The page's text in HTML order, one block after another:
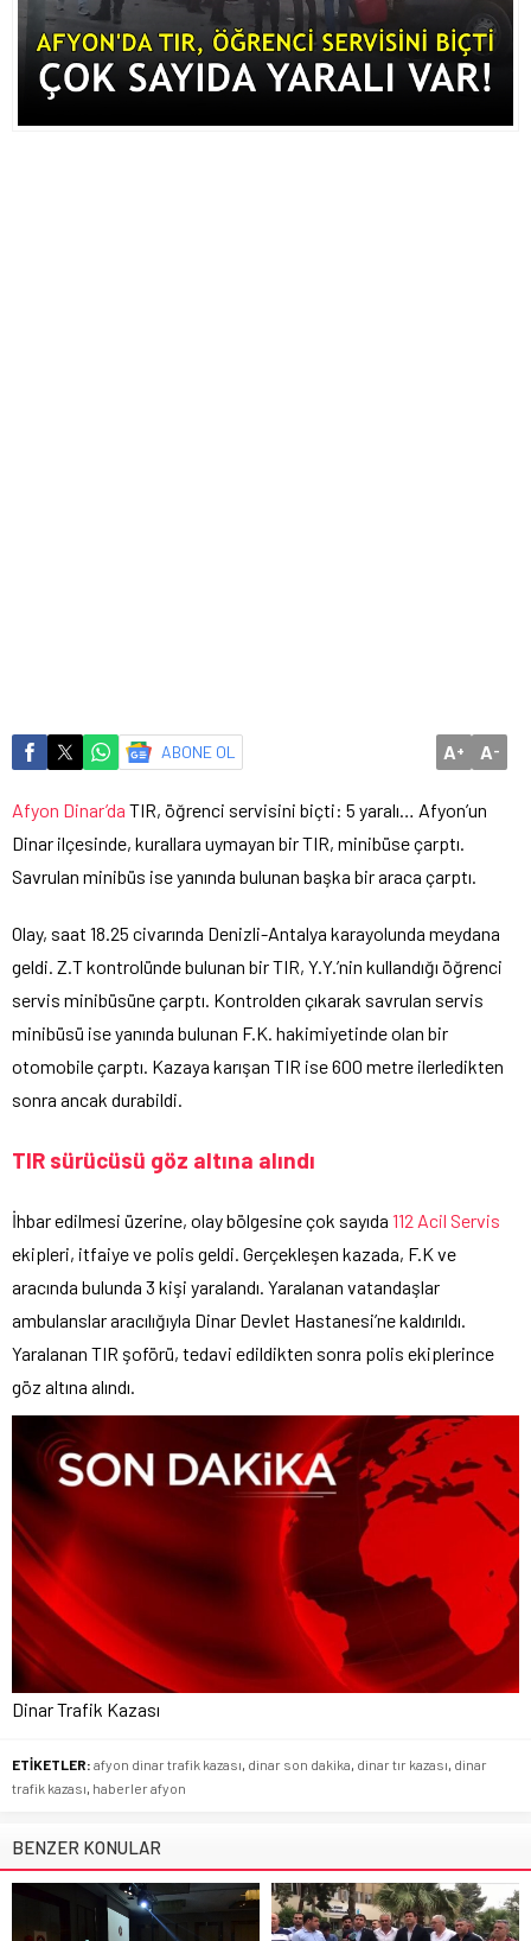
Ampul Duy Çeşitleri ve Kullanım Alanları
ABONE OL A+ A-
Afyon Dinar’da TIR, öğrenci servisini biçti: 5 yaralı… Afyon’un
Dinar ilçesinde, kurallara uymayan bir TIR, minibüse çarptı.
Savrulan minibüs ise yanında bulunan başka bir araca çarptı.
Olay, saat 18.25 civarında Denizli-Antalya karayolunda meydana
geldi. Z.T kontrolünde bulunan bir TIR, Y.Y.’nin kullandığı öğrenci
servis minibüsüne çarptı. Kontrolden çıkarak savrulan servis
minibüsü ise yanında bulunan F.K. hakimiyetinde olan bir
otomobile çarptı. Kazaya karışan TIR ise 600 metre ilerledikten
sonra ancak durabildi.
TIR sürücüsü göz altına alındı
İhbar edilmesi üzerine, olay bölgesine çok sayıda 112 Acil Servis
ekipleri, itfaiye ve polis geldi. Gerçekleşen kazada, F.K ve
aracında bulunda 3 kişi yaralandı. Yaralanan vatandaşlar
ambulanslar aracılığıyla Dinar Devlet Hastanesi’ne kaldırıldı.
Yaralanan TIR şoförü, tedavi edildikten sonra polis ekiplerince
göz altına alındı.
Dinar Trafik Kazası
ETİKETLER: afyon dinar trafik kazası, dinar son dakika, dinar tır kazası, dinar
trafik kazası, haberler afyon
BENZER KONULAR